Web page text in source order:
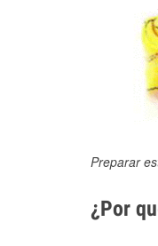
Preparar
¿Por